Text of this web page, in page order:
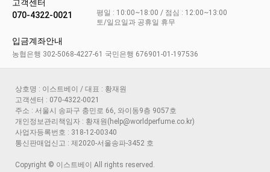
고객센터
070-4322-0021
평일 : 10:00~18:00 / 점심 : 12:00~13:00
토/일요일과 공휴일 휴무
입금계좌안내
농협은행 302-5068-4227-61 국민은행 676901-01-197536
상호명 : 이스트베이 / 대표 : 황재원
고객센터 : 070-4322-0021
주소 : 서울시 송파구 충민로 66, 와이동9층 9057호
개인정보관리책임자 : 황재원(help@worldperfume.co.kr)
사업자등록번호 : 318-12-00340
통신판매업신고 : 제2020-서울송파-3452 호
Copyright © 이스트베이 All rights reserved.